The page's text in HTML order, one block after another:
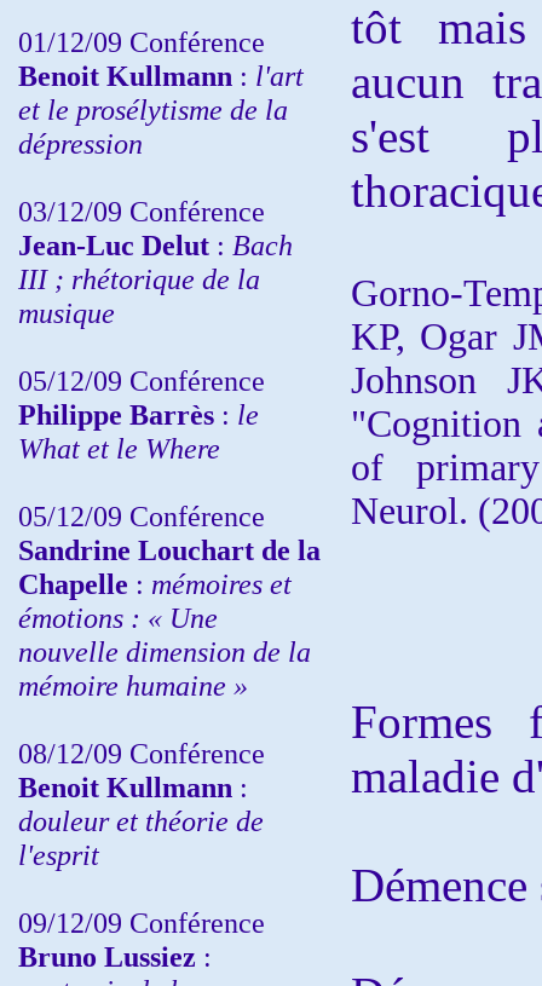
01/12/09 Conférence
Benoit Kullmann : l'art
et le prosélytisme de la
dépression
03/12/09 Conférence
Jean-Luc Delut : Bach
III ; rhétorique de la
musique
05/12/09 Conférence
Philippe Barrès : le
What et le Where
05/12/09 Conférence
Sandrine Louchart de la
Chapelle : mémoires et
émotions : « Une
nouvelle dimension de la
mémoire humaine »
08/12/09 Conférence
Benoit Kullmann :
douleur et théorie de
l'esprit
09/12/09 Conférence
Bruno Lussiez :
tôt
aucun
s'est
Gorno-
KP, Ogar
Johnson
"Cognition
of
Neurol.
Formes
maladie
Démence